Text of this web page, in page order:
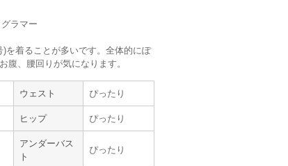
使用時期 :
です。
した。
っているので、雰囲気が分かりやす
ラマー
)を着ることが多いです。全体的にぽ
腹、腰回りが気になります。
ウェスト ぴったり
ヒップ ぴったり
アンダーバス
ト
ぴったり